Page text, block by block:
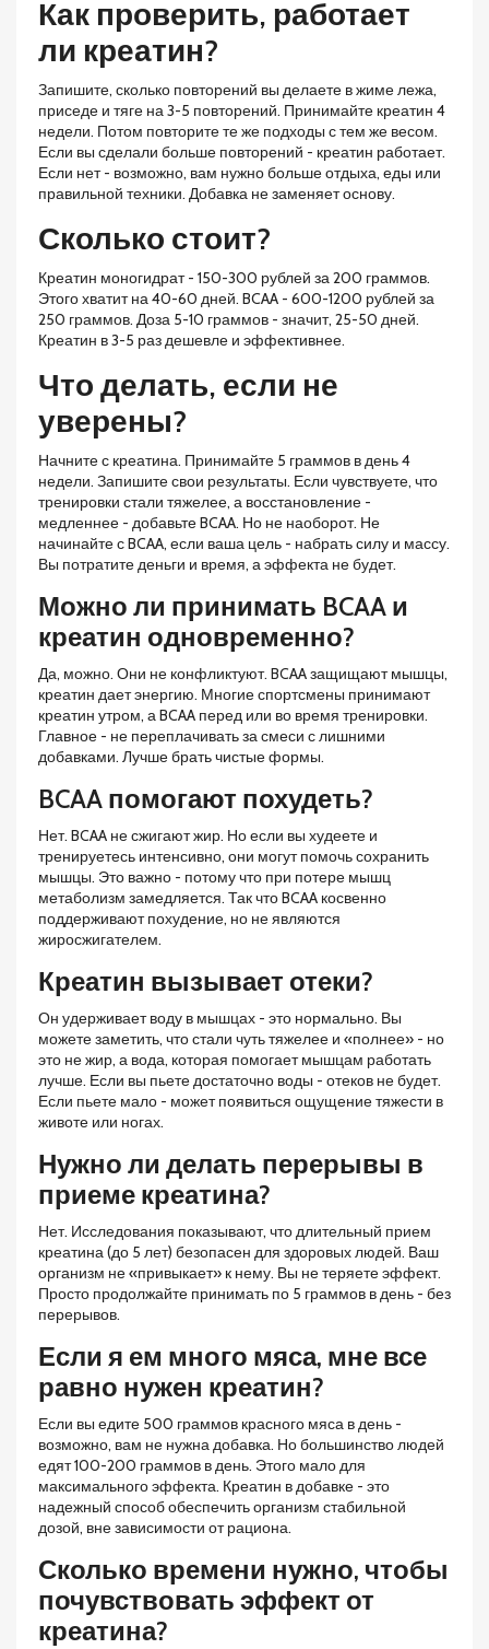
Как проверить, работает
ли креатин?
Запишите, сколько повторений вы делаете в жиме лежа,
приседе и тяге на 3-5 повторений. Принимайте креатин 4
недели. Потом повторите те же подходы с тем же весом.
Если вы сделали больше повторений - креатин работает.
Если нет - возможно, вам нужно больше отдыха, еды или
правильной техники. Добавка не заменяет основу.
Сколько стоит?
Креатин моногидрат - 150-300 рублей за 200 граммов.
Этого хватит на 40-60 дней. BCAA - 600-1200 рублей за
250 граммов. Доза 5-10 граммов - значит, 25-50 дней.
Креатин в 3-5 раз дешевле и эффективнее.
Что делать, если не
уверены?
Начните с креатина. Принимайте 5 граммов в день 4
недели. Запишите свои результаты. Если чувствуете, что
тренировки стали тяжелее, а восстановление -
медленнее - добавьте BCAA. Но не наоборот. Не
начинайте с BCAA, если ваша цель - набрать силу и массу.
Вы потратите деньги и время, а эффекта не будет.
Можно ли принимать BCAA и
креатин одновременно?
Да, можно. Они не конфликтуют. BCAA защищают мышцы,
креатин дает энергию. Многие спортсмены принимают
креатин утром, а BCAA перед или во время тренировки.
Главное - не переплачивать за смеси с лишними
добавками. Лучше брать чистые формы.
BCAA помогают похудеть?
Нет. BCAA не сжигают жир. Но если вы худеете и
тренируетесь интенсивно, они могут помочь сохранить
мышцы. Это важно - потому что при потере мышц
метаболизм замедляется. Так что BCAA косвенно
поддерживают похудение, но не являются
жиросжигателем.
Креатин вызывает отеки?
Он удерживает воду в мышцах - это нормально. Вы
можете заметить, что стали чуть тяжелее и «полнее» - но
это не жир, а вода, которая помогает мышцам работать
лучше. Если вы пьете достаточно воды - отеков не будет.
Если пьете мало - может появиться ощущение тяжести в
животе или ногах.
Нужно ли делать перерывы в
приеме креатина?
Нет. Исследования показывают, что длительный прием
креатина (до 5 лет) безопасен для здоровых людей. Ваш
организм не «привыкает» к нему. Вы не теряете эффект.
Просто продолжайте принимать по 5 граммов в день - без
перерывов.
Если я ем много мяса, мне все
равно нужен креатин?
Если вы едите 500 граммов красного мяса в день -
возможно, вам не нужна добавка. Но большинство людей
едят 100-200 граммов в день. Этого мало для
максимального эффекта. Креатин в добавке - это
надежный способ обеспечить организм стабильной
дозой, вне зависимости от рациона.
Сколько времени нужно, чтобы
почувствовать эффект от
креатина?